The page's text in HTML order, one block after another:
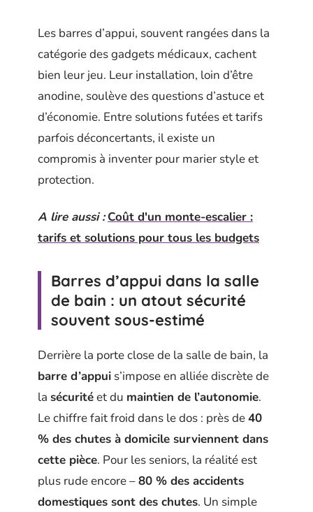
Les barres d’appui, souvent rangées dans la
catégorie des gadgets médicaux, cachent
bien leur jeu. Leur installation, loin d’être
anodine, soulève des questions d’astuce et
d’économie. Entre solutions futées et tarifs
parfois déconcertants, il existe un
compromis à inventer pour marier style et
protection.
A lire aussi : Coût d'un monte-escalier :
tarifs et solutions pour tous les budgets
Barres d’appui dans la salle
de bain : un atout sécurité
souvent sous-estimé
Derrière la porte close de la salle de bain, la
barre d’appui s’impose en alliée discrète de
la sécuritéet du maintien de l’autonomie.
Le chiffre fait froid dans le dos : près de40
% des chutes à domicile surviennent dans
cette pièce. Pour les seniors, la réalité est
plus rude encore –80 % des accidents
domestiques sont des chutes. Un simple